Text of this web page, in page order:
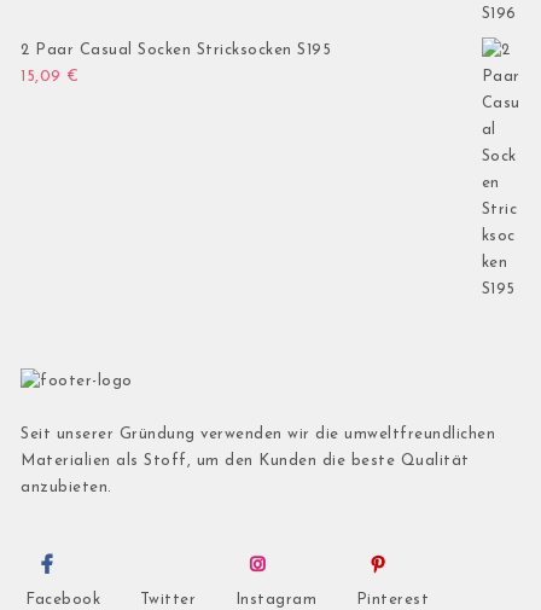
2 Paar Casual Socken Stricksocken S195
15,09 €
Seit unserer Gründung verwenden wir die umweltfreundlichen
Materialien als Stoff, um den Kunden die beste Qualität
anzubieten.
Facebook Twitter Instagram Pinterest